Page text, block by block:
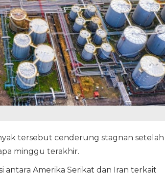
tersebut cenderung stagnan setelah
minggu terakhir.
antara Amerika Serikat dan Iran terkait